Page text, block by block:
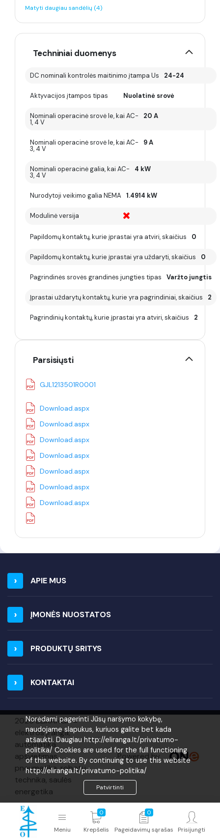
Norėdami pagerinti Jūsų naršymo kokybę,
naudojame slapukus, kuriuos galite bet kada
atšaukti. Daugiau http://eliranga.lt/privatumo-
politika/ Cookies are used for the full functioning
of this website. By continuing to use this website
http://eliranga.lt/privatumo-politika/
Patvirtinti
Matyti daugiau sandėlių (4)
Techniniai duomenys
DC nominali kontrolės maitinimo įtampa Us 24-24
Aktyvacijos įtampos tipas Nuolatinė srovė
Nominali operacinė srovė Ie, kai AC-
1, 4 V
20 A
Nominali operacinė srovė Ie, kai AC-
3, 4 V
9 A
Nominali operacinė galia, kai AC-
3, 4 V
4 kW
Nurodytoji veikimo galia NEMA 1.4914 kW
Modulinė versija
Papildomų kontaktų, kurie įprastai yra atviri, skaičius 0
Papildomų kontaktų, kurie įprastai yra uždaryti, skaičius 0
Pagrindinės srovės grandinės jungties tipas Varžto jungtis
Įprastai uždarytų kontaktų, kurie yra pagrindiniai, skaičius 2
Pagrindinių kontaktų, kurie įprastai yra atviri, skaičius 2
Parsisiųsti
GJL1213501R0001
Download.aspx
Download.aspx
Download.aspx
Download.aspx
Download.aspx
Download.aspx
Download.aspx
APIE MUS
ĮMONĖS NUOSTATOS
PRODUKTŲ SRITYS
KONTAKTAI
2026 ELIRANGA =
elektros įranga,
automatika,
apšvietimas,
pneumatika, robotų
technika, saulės
energetika
Powered by
Meniu
0
Krepšelis
0
Pageidavimų sąrašas Prisijungti